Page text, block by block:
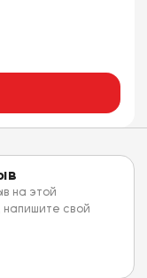
на этой
свой